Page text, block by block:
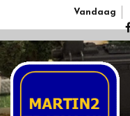
Vandaag